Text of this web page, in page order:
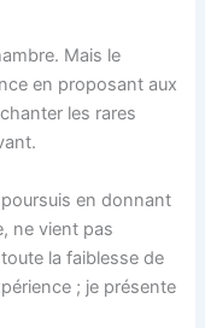
Mais le
en proposant aux
les rares
en donnant
ne vient pas
la faiblesse de
; je présente